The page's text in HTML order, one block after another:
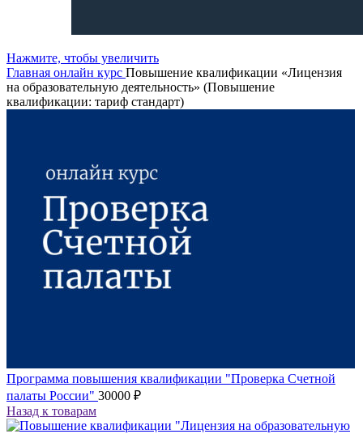
Нажмите, чтобы увеличить
Главная онлайн курс Повышение квалификации «Лицензия
на образовательную деятельность» (Повышение
квалификации: тариф стандарт)
Программа повышения квалификации "Проверка Счетной
палаты России" 30000 ₽
Назад к товарам